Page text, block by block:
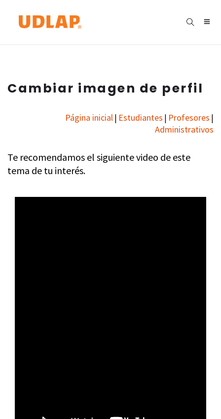
Cambiar imagen de perfil
Página inicial| Estudiantes | Profesores |
Administrativos
Te recomendamos el siguiente video de este
tema de tu interés.